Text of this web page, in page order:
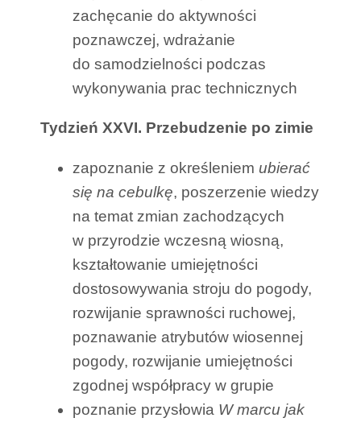
zachęcanie do aktywności
poznawczej, wdrażanie
do samodzielności podczas
wykonywania prac technicznych
Tydzień XXVI. Przebudzenie po zimie
zapoznanie z określeniem ubierać
się na cebulkę, poszerzenie wiedzy
na temat zmian zachodzących
w przyrodzie wczesną wiosną,
kształtowanie umiejętności
dostosowywania stroju do pogody,
rozwijanie sprawności ruchowej,
poznawanie atrybutów wiosennej
pogody, rozwijanie umiejętności
zgodnej współpracy w grupie
poznanie przysłowia W marcu jak